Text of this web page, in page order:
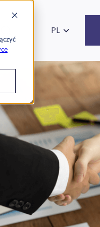
Infrastruktura
Szukaj na stronie
PL